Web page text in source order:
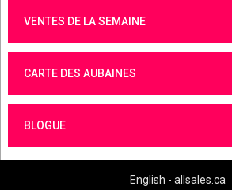
VENTES DE LA SEMAINE
CARTE DES AUBAINES
BLOGUE
English - allsales.ca